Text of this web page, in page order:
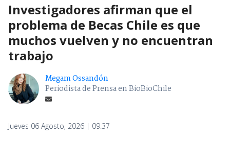
Investigadores afirman que el
problema de Becas Chile es que
muchos vuelven y no encuentran
trabajo
Megam Ossandón
Periodista de Prensa en BioBioChile
Jueves 06 Agosto, 2026 | 09:37